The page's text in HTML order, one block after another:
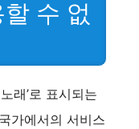
수 없
래’로 표시되는
가에서의 서비스